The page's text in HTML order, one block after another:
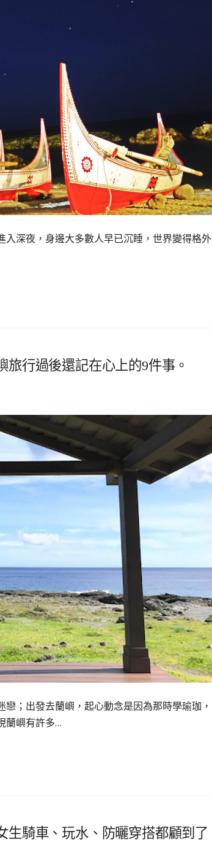
深夜，身邊大多數人早已沉睡，世界變得格外
行過後還記在心上的9件事。
；出發去蘭嶼，起心動念是因為那時學瑜珈，
蘭嶼有許多…
生騎車、玩水、防曬穿搭都顧到了